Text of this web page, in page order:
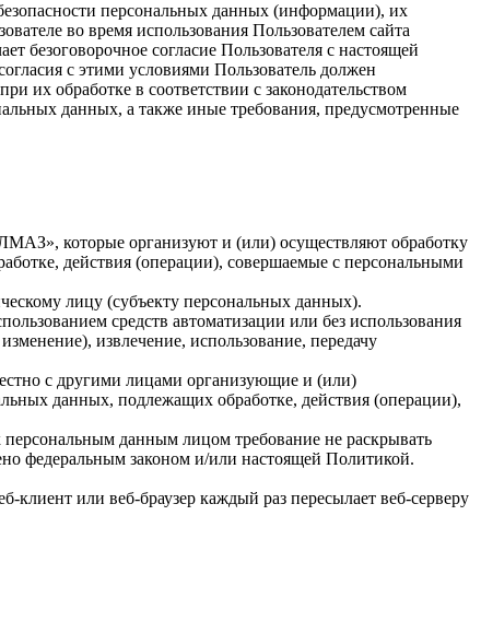
персональных данных (информации), их
во время использования Пользователем сайта
безоговорочное согласие Пользователя с настоящей
с этими условиями Пользователь должен
их обработке в соответствии с законодательством
данных, а также иные требования, предусмотренные
которые организуют и (или) осуществляют обработку
действия (операции), совершаемые с персональными
лицу (субъекту персональных данных).
средств автоматизации или без использования
извлечение, использование, передачу
с другими лицами организующие и (или)
данных, подлежащих обработке, действия (операции),
данным лицом требование не раскрывать
федеральным законом и/или настоящей Политикой.
или веб-браузер каждый раз пересылает веб-серверу